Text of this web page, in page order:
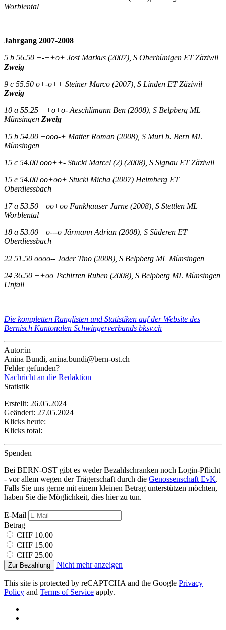
Worblental
Jahrgang 2007-2008
5 b 56.50 +-++o+ Jost Markus (2007), S Oberhünigen ET Zäziwil
Zweig
9 c 55.50 o+-o++ Steiner Marco (2007), S Linden ET Zäziwil
Zweig
10 a 55.25 ++o+o- Aeschlimann Ben (2008), S Belpberg ML
Münsingen Zweig
15 b 54.00 +ooo-+ Matter Roman (2008), S Muri b. Bern ML
Münsingen
15 c 54.00 ooo++- Stucki Marcel (2) (2008), S Signau ET Zäziwil
15 e 54.00 oo+oo+ Stucki Micha (2007) Heimberg ET
Oberdiessbach
17 a 53.50 +oo+oo Fankhauser Jarne (2008), S Stettlen ML
Worblental
18 a 53.00 +o---o Järmann Adrian (2008), S Süderen ET
Oberdiessbach
22 51.50 oooo-- Joder Tino (2008), S Belpberg ML Münsingen
24 36.50 ++oo Tschirren Ruben (2008), S Belpberg ML Münsingen
Unfall
Die kompletten Ranglisten und Statistiken auf der Website des
Bernisch Kantonalen Schwingerverbands bksv.ch
Autor:in
Anina Bundi, anina.bundi@bern-ost.ch
Fehler gefunden?
Nachricht an die Redaktion
Statistik
Erstellt: 26.05.2024
Geändert: 27.05.2024
Klicks heute:
Klicks total:
Spenden
Bei BERN-OST gibt es weder Bezahlschranken noch Login-Pflicht
- vor allem wegen der Trägerschaft durch die Genossenschaft EvK.
Falls Sie uns gerne mit einem kleinen Betrag unterstützen möchten,
haben Sie die Möglichkeit, dies hier zu tun.
E-Mail
Betrag
CHF 10.00
CHF 15.00
CHF 25.00
Zur Bezahlung Nicht mehr anzeigen
This site is protected by reCAPTCHA and the Google Privacy
Policy and Terms of Service apply.